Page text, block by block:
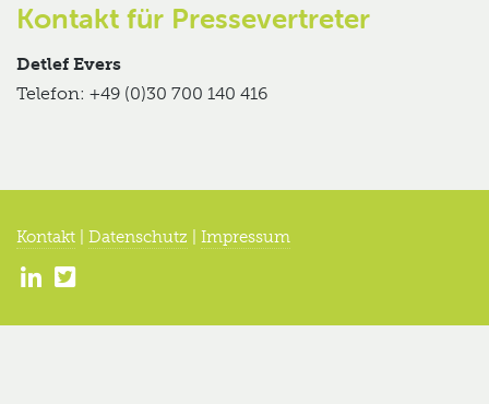
Kontakt für Pressevertreter
Detlef Evers
Telefon: +49 (0)30 700 140 416
Kontakt Datenschutz Impressum